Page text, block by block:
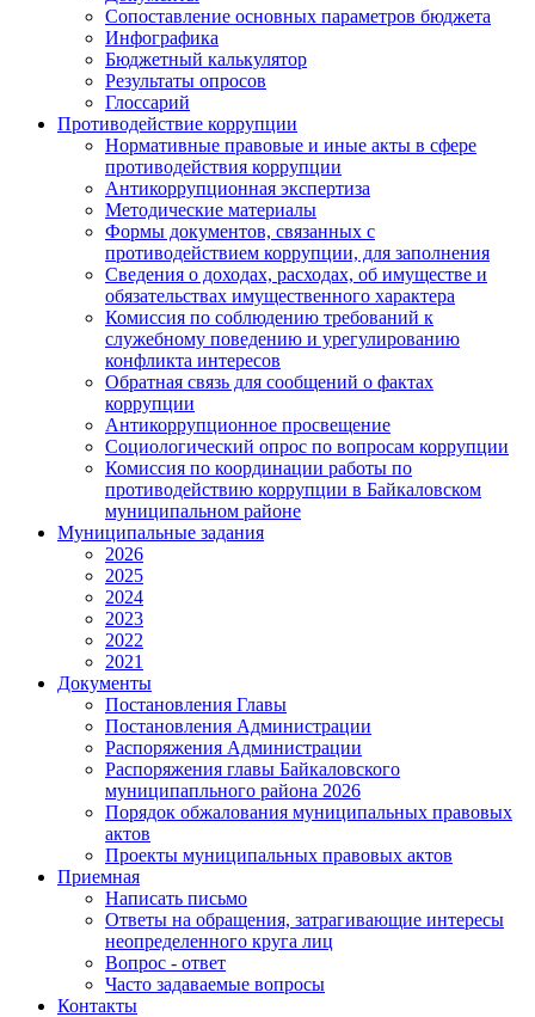
Сопоставление основных параметров бюджета
Инфографика
Бюджетный калькулятор
Результаты опросов
Глоссарий
Противодействие коррупции
Нормативные правовые и иные акты в сфере
противодействия коррупции
Антикоррупционная экспертиза
Методические материалы
Формы документов, связанных с
противодействием коррупции, для заполнения
Сведения о доходах, расходах, об имуществе и
обязательствах имущественного характера
Комиссия по соблюдению требований к
служебному поведению и урегулированию
конфликта интересов
Обратная связь для сообщений о фактах
коррупции
Антикоррупционное просвещение
Социологический опрос по вопросам коррупции
Комиссия по координации работы по
противодействию коррупции в Байкаловском
муниципальном районе
Муниципальные задания
2026
2025
2024
2023
2022
2021
Документы
Постановления Главы
Постановления Администрации
Распоряжения Администрации
Распоряжения главы Байкаловского
муниципапльного района 2026
Порядок обжалования муниципальных правовых
актов
Проекты муниципальных правовых актов
Приемная
Написать письмо
Ответы на обращения, затрагивающие интересы
неопределенного круга лиц
Вопрос - ответ
Часто задаваемые вопросы
Контакты